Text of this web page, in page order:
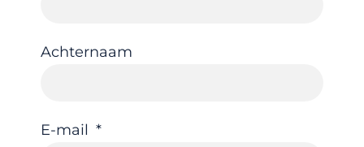
Achternaam
E-mail